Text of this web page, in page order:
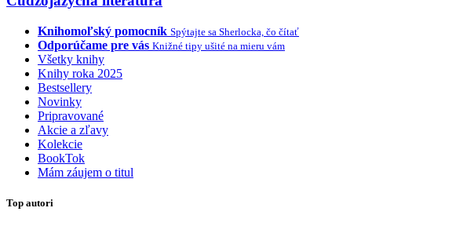
Knihomoľský pomocník Spýtajte sa Sherlocka, čo čítať
Odporúčame pre vás Knižné tipy ušité na mieru vám
Všetky knihy
Knihy roka 2025
Bestsellery
Novinky
Pripravované
Akcie a zľavy
Kolekcie
BookTok
Mám záujem o titul
Top autori